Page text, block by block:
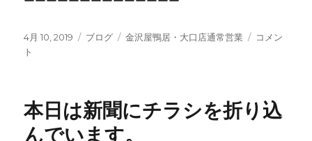
投
稿
4月 10, 2019
カ
ブログ
タ
金沢屋鴨居・大口店通常営業
雨
よ
コメン
ト
本日は新聞にチラシを折り込
んでいます。